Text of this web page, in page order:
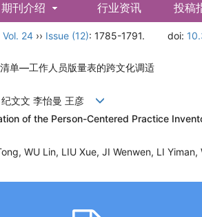
期刊介绍 行业资讯 投稿
Vol. 24 ›› Issue (12): 1785-1791. doi:
单—工作人员版量表的跨文化调适
纪文文 李怡曼 王彦
of the Person-Centered Practice
WU Lin, LIU Xue, JI Wenwen, LI